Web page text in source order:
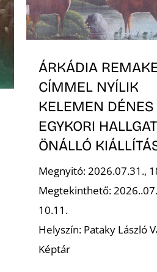
ÁRKÁDIA
CÍMMEL NYÍLIK
KELEMEN DÉNES
EGYKORI
ÖNÁLLÓ
Megnyitó: 2026.07.31.,
Megtekinthető:
10.11.
Helyszín: Pataky László
Képtár